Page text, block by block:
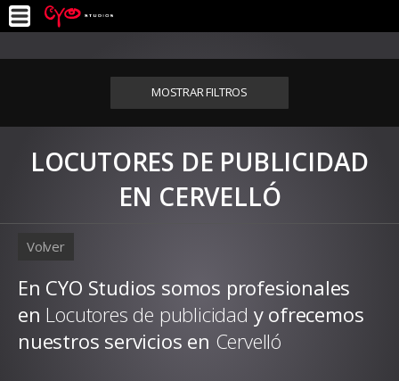
MOSTRAR FILTROS
LOCUTORES DE PUBLICIDAD
EN CERVELLÓ
Volver
En CYO Studios somos profesionales
en Locutores de publicidad y ofrecemos
nuestros servicios en Cervelló